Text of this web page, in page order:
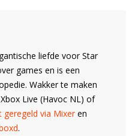
liefde voor Star
games en is een
Wakker te maken
Live (Havoc NL) of
geregeld via Mixeren
.